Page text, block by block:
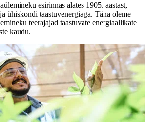
esirinnas alates 1905. aastast,
ühiskondi taastuvenergiaga. Täna oleme
teerajajad taastuvate energiaallikate
kaudu.